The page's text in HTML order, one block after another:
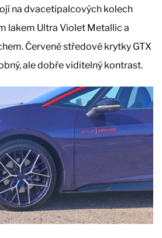
na dvacetipalcových kolech
lakem Ultra Violet Metallic a
Červené středové krytky GTX
ale dobře viditelný kontrast.